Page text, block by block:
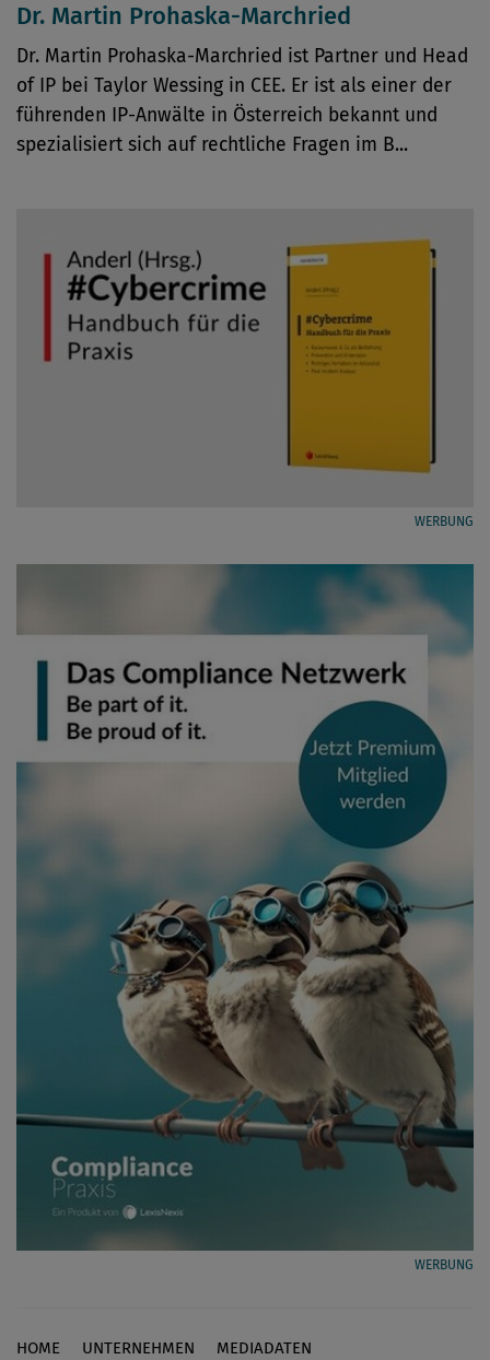
Dr. Martin Prohaska-Marchried
Dr. Martin Prohaska-Marchried ist Partner und Head
of IP bei Taylor Wessing in CEE. Er ist als einer der
führenden IP-Anwälte in Österreich bekannt und
spezialisiert sich auf rechtliche Fragen im B...
WERBUNG
WERBUNG
Footer
HOME UNTERNEHMEN MEDIADATEN